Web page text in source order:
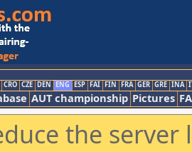
CRO CZE DEN ENG ESP FAI FIN FRA GER GRE INA
AUT championship Pictures
the